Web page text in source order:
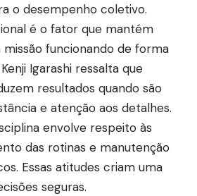
o desempenho coletivo.
é o fator que mantém
missão funcionando de forma
Igarashi ressalta que
resultados quando são
e atenção aos detalhes.
envolve respeito às
das rotinas e manutenção
Essas atitudes criam uma
seguras.